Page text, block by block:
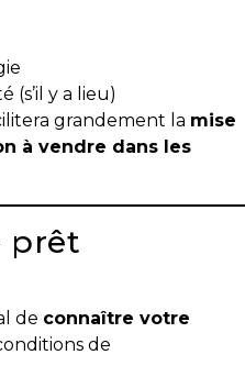
y a lieu)
grandement la mise
à vendre dans les
prêt
de connaître votre
de